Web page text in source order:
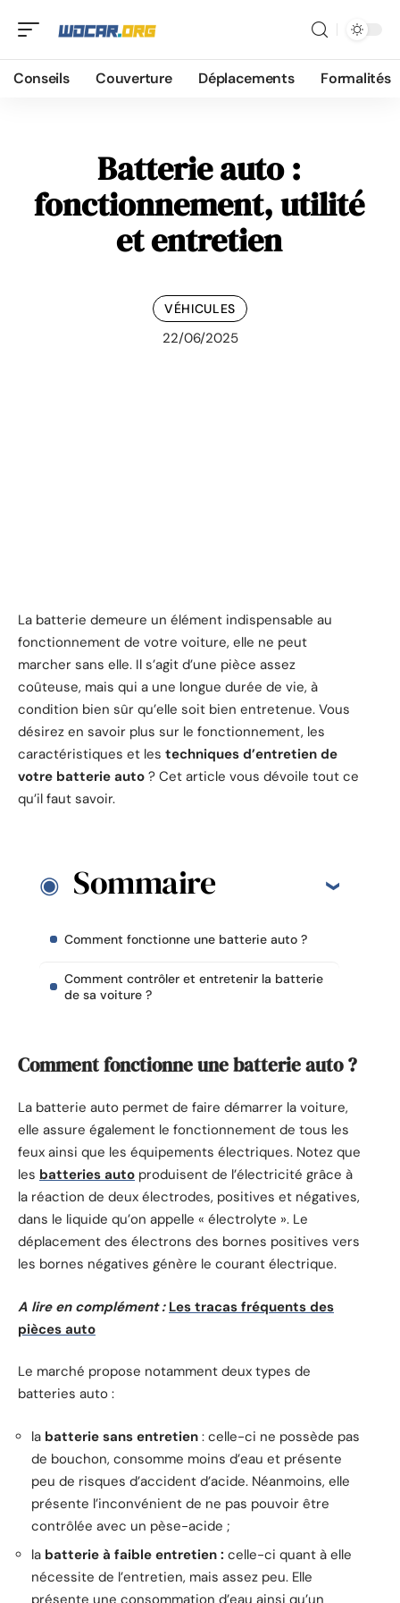
Conseils Couverture Déplacements Formalités
Batterie auto :
fonctionnement, utilité
et entretien
VÉHICULES
22/06/2025
La batterie demeure un élément indispensable au
fonctionnement de votre voiture, elle ne peut
marcher sans elle. Il s’agit d’une pièce assez
coûteuse, mais qui a une longue durée de vie, à
condition bien sûr qu’elle soit bien entretenue. Vous
désirez en savoir plus sur le fonctionnement, les
caractéristiques et les techniques d’entretien de
votre batterie auto ? Cet article vous dévoile tout ce
qu’il faut savoir.
Sommaire
Comment fonctionne une batterie auto ?
Comment contrôler et entretenir la batterie
de sa voiture ?
Comment fonctionne une batterie auto ?
La batterie auto permet de faire démarrer la voiture,
elle assure également le fonctionnement de tous les
feux ainsi que les équipements électriques. Notez que
les batteries auto produisent de l’électricité grâce à
la réaction de deux électrodes, positives et négatives,
dans le liquide qu’on appelle « électrolyte ». Le
déplacement des électrons des bornes positives vers
les bornes négatives génère le courant électrique.
A lire en complément : Les tracas fréquents des
pièces auto
Le marché propose notamment deux types de
batteries auto :
la batterie sans entretien : celle-ci ne possède pas
de bouchon, consomme moins d’eau et présente
peu de risques d’accident d’acide. Néanmoins, elle
présente l’inconvénient de ne pas pouvoir être
contrôlée avec un pèse-acide ;
la batterie à faible entretien : celle-ci quant à elle
nécessite de l’entretien, mais assez peu. Elle